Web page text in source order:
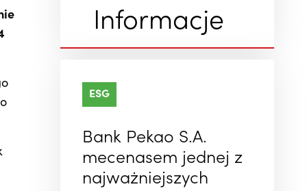
Informacje
ESG
Bank Pekao S.A.
mecenasem jednej z
najważniejszych